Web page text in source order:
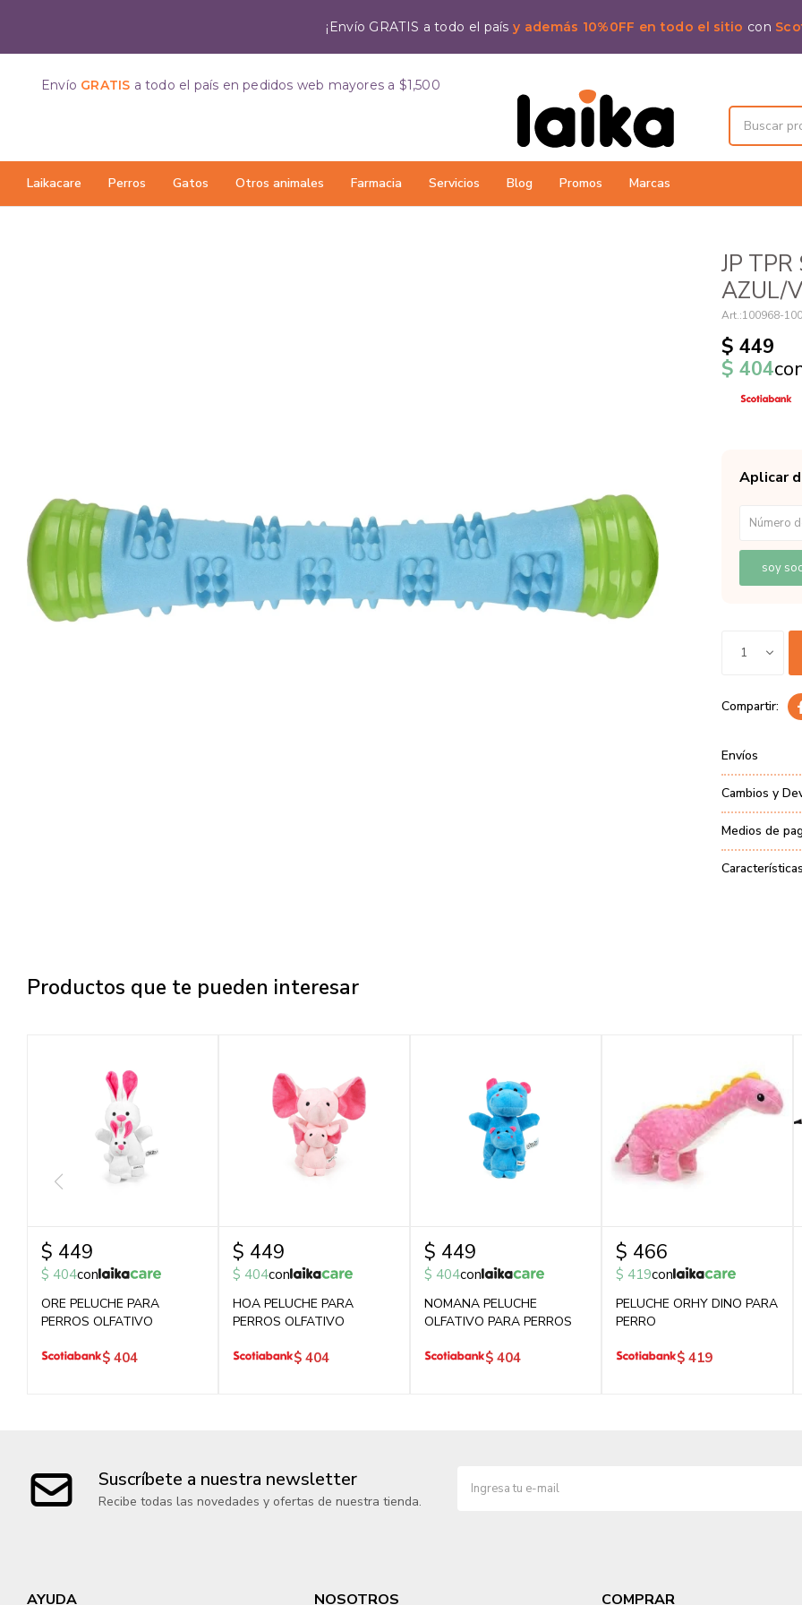
¡Envío GRATIS a todo el paísy además 10%0FF en todo el sitio con
Laikacare Perros Gatos Otros animales Farmacia Servicios Blog Promos Marcas
Envío GRATIS a todo el país en pedidos web mayores a $1,500
JP TPR
AZUL/
100968-
$ 449
$ 404
Aplicar
soy
1
Envíos
Cambios y
Medios de
Productos que te pueden interesar
$ 449
$ 404con
ORE PELUCHE PARA
PERROS OLFATIVO
$ 404
$ 449
$ 404con
HOA PELUCHE PARA
PERROS OLFATIVO
$ 404
$ 449
$ 404con
NOMANA PELUCHE
OLFATIVO PARA PERROS
$ 404
$ 466
$ 419con
PELUCHE ORHY DINO PARA
PERRO
$ 419
Suscríbete a nuestra newsletter
Recibe todas las novedades y ofertas de nuestra tienda.
AYUDA NOSOTROS COMPRAR